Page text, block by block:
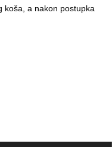
koša, a nakon postupka